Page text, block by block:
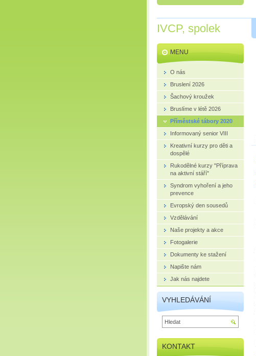
IVCP, spolek
MENU
O nás
Bruslení 2026
Šachový kroužek
Bruslíme v létě 2026
Příměstské tábory 2020
Informovaný senior VIII
Kreativní kurzy pro děti a
dospělé
Rukodělné kurzy "Příprava
na aktivní stáří"
Syndrom vyhoření a jeho
prevence
Evropský den sousedů
Vzdělávání
Naše projekty a akce
Fotogalerie
Dokumenty ke stažení
Napište nám
Jak nás najdete
VYHLEDÁVÁNÍ
KONTAKT